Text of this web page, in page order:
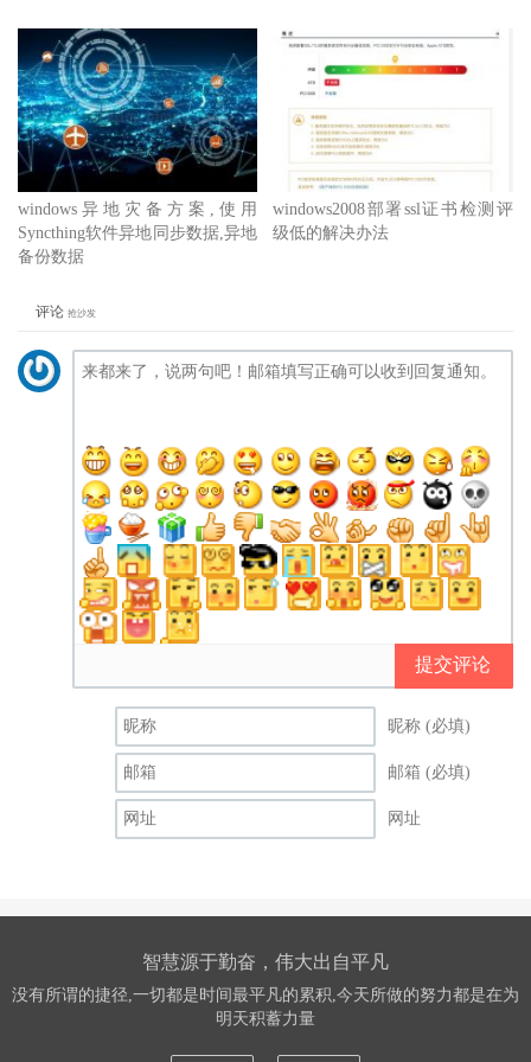
windows异地灾备方案,使用
Syncthing软件异地同步数据,异地
备份数据
windows2008部署ssl证书检测评
级低的解决办法
评论 抢沙发
提交评论
昵称 (必填)
邮箱 (必填)
网址
智慧源于勤奋，伟大出自平凡
没有所谓的捷径,一切都是时间最平凡的累积,今天所做的努力都是在为
明天积蓄力量